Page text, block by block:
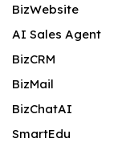
BizWebsite
AI Sales Agent
BizCRM
BizMail
BizChatAI
SmartEdu